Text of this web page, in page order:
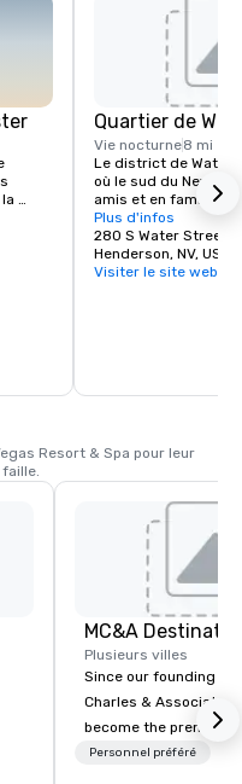
et
Quartier de
Vie nocturne8 mi
Le district de Water
où le sud du
amis et en famille.
locaux. Pour dîner
juste un endroit où il
un endroit où vous
même et découvrir
sentent chez eux.
moments s'écoulent
Plus d'infos
280 S Water Street
Henderson, NV, US
Visiter le site web
Resort & Spa pour leur
Plusieurs villes
Since our founding in
Charles & Associates,
become the premier
event management
Personnel préféré